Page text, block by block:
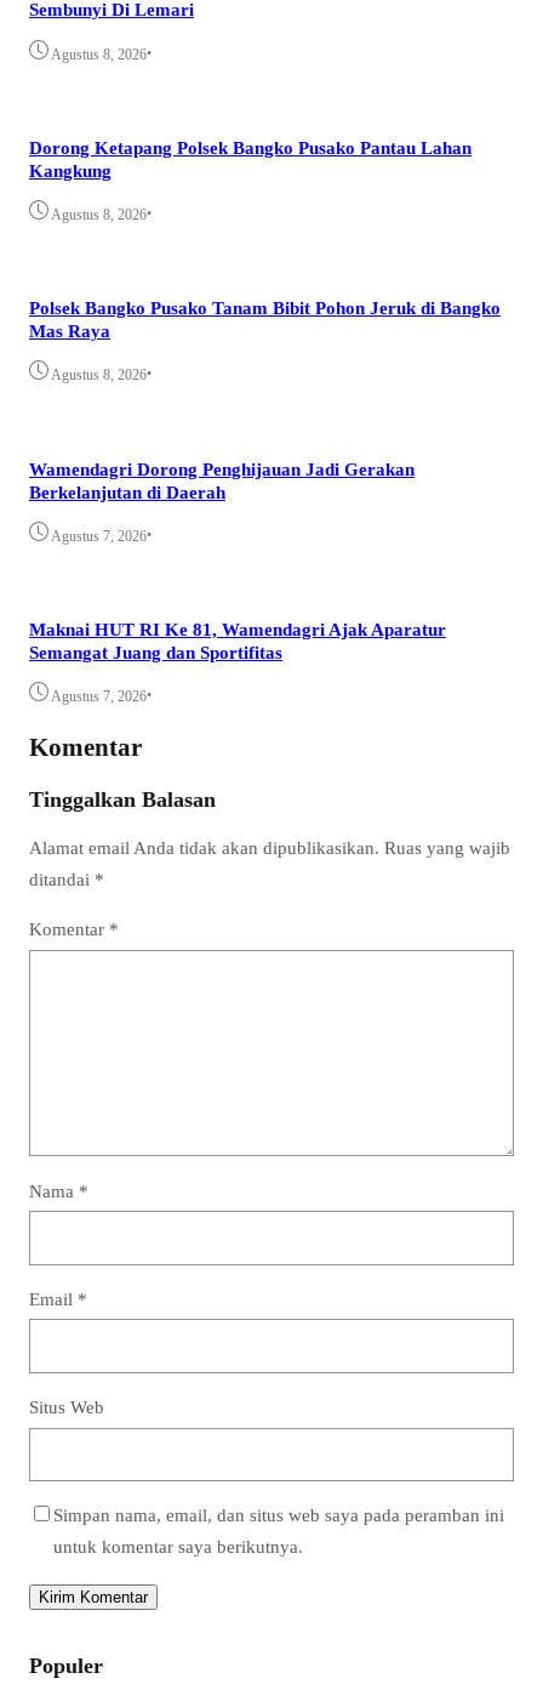
Sembunyi Di Lemari
Agustus 8, 2026•
Dorong Ketapang Polsek Bangko Pusako Pantau Lahan
Kangkung
Agustus 8, 2026•
Polsek Bangko Pusako Tanam Bibit Pohon Jeruk di Bangko
Mas Raya
Agustus 8, 2026•
Wamendagri Dorong Penghijauan Jadi Gerakan
Berkelanjutan di Daerah
Agustus 7, 2026•
Maknai HUT RI Ke 81, Wamendagri Ajak Aparatur
Semangat Juang dan Sportifitas
Agustus 7, 2026•
Komentar
Tinggalkan Balasan
Alamat email Anda tidak akan dipublikasikan. Ruas yang wajib
ditandai *
Komentar *
Nama *
Email *
Situs Web
Simpan nama, email, dan situs web saya pada peramban ini
untuk komentar saya berikutnya.
Populer